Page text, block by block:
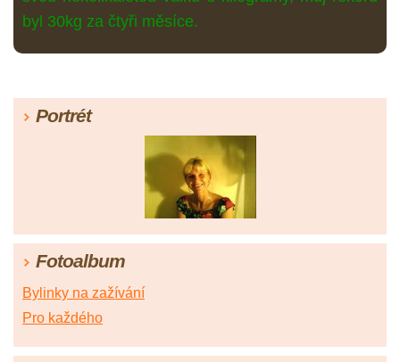
byl 30kg za čtyři měsíce.
Portrét
Fotoalbum
Bylinky na zažívání
Pro každého